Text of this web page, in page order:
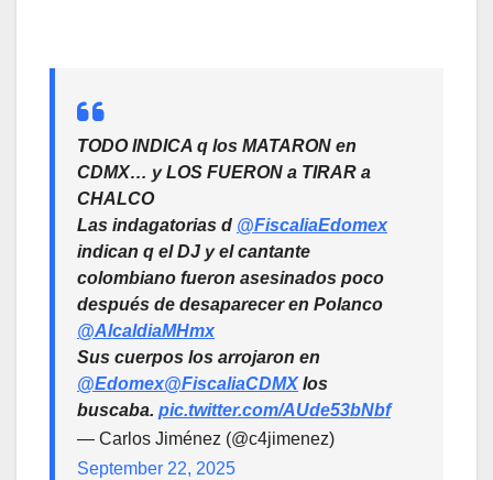
TODO INDICA q los MATARON en
CDMX… y LOS FUERON a TIRAR a
CHALCO
Las indagatorias d @FiscaliaEdomex
indican q el DJ y el cantante
colombiano fueron asesinados poco
después de desaparecer en Polanco
@AlcaldiaMHmx
Sus cuerpos los arrojaron en
@Edomex@FiscaliaCDMXlos
buscaba. pic.twitter.com/AUde53bNbf
— Carlos Jiménez (@c4jimenez)
September 22, 2025